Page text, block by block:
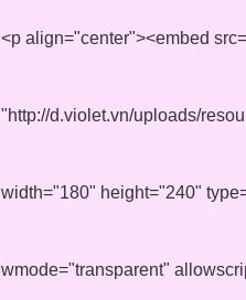
<p align="center"><embed src=
"http://d.violet.vn/uploads/
width="180" height="240"
wmode="transparent"